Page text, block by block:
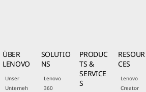
ÜBER
LENOVO
Unser
Unterneh
SOLUTIO
NS
Lenovo
360
PRODUC
TS &
SERVICE
S
RESOUR
CES
Lenovo
Creator